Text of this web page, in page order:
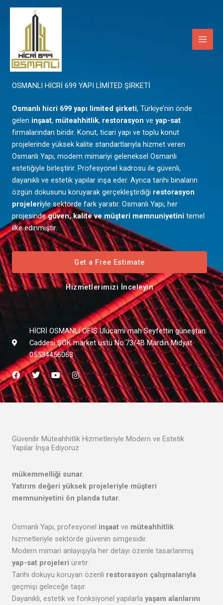
İçeriğe
Mardin
OSMANLI HİCRİ 699 YAPI LİMİTED ŞİRKETİ
Osmanlı hicri 699 yapı limited şirketi, Türkiye’nin önde
gelen inşaat, müteahhitlik, restorasyon ve yap-sat
firmalarından biridir. Konut, ticari yapı ve toplu konut
projelerinde yüksek kalite standartlarıyla hizmet veren
Osmanlı Yapı, modern mimariyi geleneksel Osmanlı
estetiğiyle birleştirir. Profesyonel kadrosu ile güvenli,
dayanıklı ve estetik yapılar inşa eder. Ayrıca tarihi binaların
özgün dokusunu koruyarak gerçekleştirdiği restorasyon
projeleriyle sektörde fark yaratır. Osmanlı Yapı, her
projesindegüven, kalite ve müşteri memnuniyetini temel
ilke edinmiştir.
Get a Free Estimate
Hizmetlerimizi İnceleyin
HİCRİ OSMANLI OFİS Ulucami mah Seyfettin güneştan
Caddesi ŞOK market üstü No:73/4B Mardin Midyat
05534456063
F
a
c
e
b
T
w
i
t
t
Y
o
u
t
u
I
n
s
t
a
m
Güvenilir Müteahhitlik Hizmetleriyle Modern ve Estetik
Yapılar İnşa Ediyoruz
mükemmelliği sunar.
Yatırım değeri yüksek projeleriyle müşteri
memnuniyetini ön planda tutar.
Osmanlı Yapı, profesyonel inşaat ve müteahhitlik
hizmetleriyle sektörde güvenin simgesidir.
Modern mimari anlayışıyla her detayı özenle tasarlanmış
yap-sat projeleri üretir.
Tarihi dokuyu koruyan özenli restorasyon çalışmalarıyla
geçmişi geleceğe taşır.
Dayanıklı, estetik ve fonksiyonel yapılarla yaşam alanlarını